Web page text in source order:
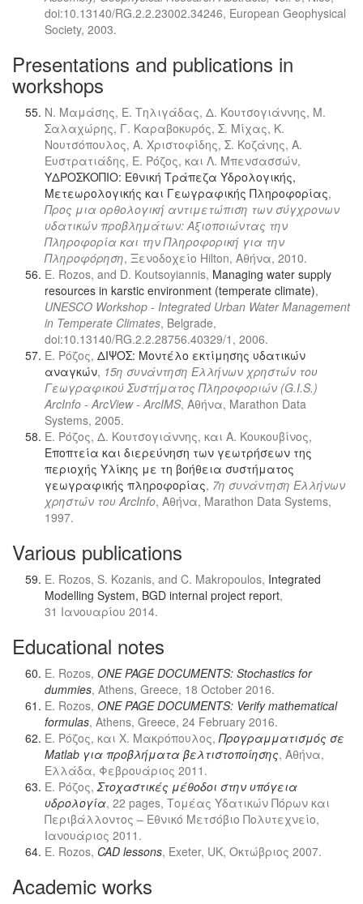
doi:10.13140/RG.2.2.23002.34246, European Geophysical
Society, 2003.
Presentations and publications in
workshops
Ν. Μαμάσης, Ε. Τηλιγάδας, Δ. Κουτσογιάννης, Μ.
Σαλαχώρης, Γ. Καραβοκυρός, Σ. Μίχας, Κ.
Νουτσόπουλος, Α. Χριστοφίδης, Σ. Κοζάνης, Α.
Ευστρατιάδης, Ε. Ρόζος, και Λ. Μπενσασσών,
ΥΔΡΟΣΚΟΠΙΟ: Εθνική Τράπεζα Υδρολογικής,
Μετεωρολογικής και Γεωγραφικής Πληροφορίας,
Προς μια ορθολογική αντιμετώπιση των σύγχρονων
υδατικών προβλημάτων: Aξιοποιώντας την
Πληροφορία και την Πληροφορική για την
Πληροφόρηση, Ξενοδοχείο Hilton, Αθήνα, 2010.
E. Rozos, and D. Koutsoyiannis, Managing water supply
resources in karstic environment (temperate climate),
UNESCO Workshop - Integrated Urban Water Management
in Temperate Climates, Belgrade,
doi:10.13140/RG.2.2.28756.40329/1, 2006.
Ε. Ρόζος, ΔΙΨΟΣ: Μοντέλο εκτίμησης υδατικών
αναγκών, 15η συνάντηση Ελλήνων χρηστών του
Γεωγραφικού Συστήματος Πληροφοριών (G.I.S.)
ArcInfo - ArcView - ArcIMS, Αθήνα, Marathon Data
Systems, 2005.
Ε. Ρόζος, Δ. Κουτσογιάννης, και Α. Κουκουβίνος,
Εποπτεία και διερεύνηση των γεωτρήσεων της
περιοχής Υλίκης με τη βοήθεια συστήματος
γεωγραφικής πληροφορίας, 7η συνάντηση Ελλήνων
χρηστών του ArcInfo, Αθήνα, Marathon Data Systems,
1997.
Various publications
E. Rozos, S. Kozanis, and C. Makropoulos, Integrated
Modelling System, BGD internal project report,
31 Ιανουαρίου 2014.
Educational notes
E. Rozos, ONE PAGE DOCUMENTS: Stochastics for
dummies, Athens, Greece, 18 October 2016.
E. Rozos, ONE PAGE DOCUMENTS: Verify mathematical
formulas, Athens, Greece, 24 February 2016.
Ε. Ρόζος, και Χ. Μακρόπουλος,Προγραμματισμός σε
Matlab για προβλήματα βελτιστοποίησης, Αθήνα,
Ελλάδα, Φεβρουάριος 2011.
Ε. Ρόζος,Στοχαστικές μέθοδοι στην υπόγεια
υδρολογία, 22 pages, Τομέας Υδατικών Πόρων και
Περιβάλλοντος – Εθνικό Μετσόβιο Πολυτεχνείο,
Ιανουάριος 2011.
E. Rozos, CAD lessons, Exeter, UK, Οκτώβριος 2007.
Academic works